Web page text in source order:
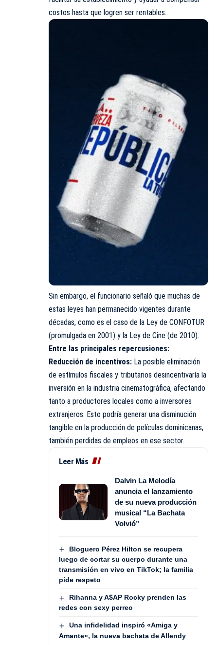
costos hasta que logren ser rentables.
Sin embargo, el funcionario señaló que muchas de
estas leyes han permanecido vigentes durante
décadas, como es el caso de la Ley de CONFOTUR
(promulgada en 2001) y la Ley de Cine (de 2010).
Entre las principales repercusiones:
Reducción de incentivos: La posible eliminación
de estímulos fiscales y tributarios desincentivaría la
inversión en la industria cinematográfica, afectando
tanto a productores locales como a inversores
extranjeros. Esto podría generar una disminución
tangible en la producción de películas dominicanas,
también perdidas de empleos en ese sector.
Leer Más
Dalvin La Melodía
anuncia el lanzamiento
de su nueva producción
musical “La Bachata
Volvió”
Bloguero Pérez Hilton se recupera
luego de cortar su cuerpo durante una
transmisión en vivo en TikTok; la familia
pide respeto
Rihanna y A$AP Rocky prenden las
redes con sexy perreo
Una infidelidad inspiró «Amiga y
Amante», la nueva bachata de Allendy